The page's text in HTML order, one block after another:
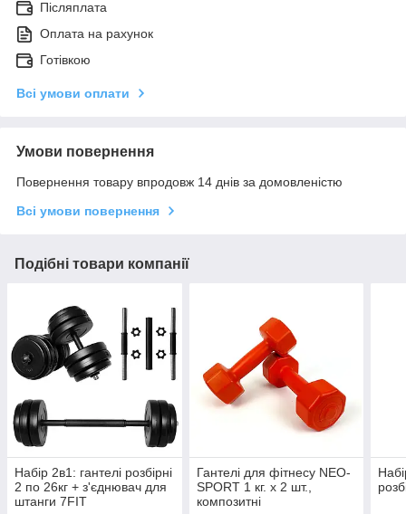
Післяплата
Оплата на рахунок
Готівкою
Всі умови оплати
Умови повернення
Повернення товару впродовж 14 днів за домовленістю
Всі умови повернення
Подібні товари компанії
Набір 2в1: гантелі розбірні
2 по 26кг + з'єднювач для
штанги 7FIT
Гантелі для фітнесу NEO-
SPORT 1 кг. x 2 шт.,
композитні